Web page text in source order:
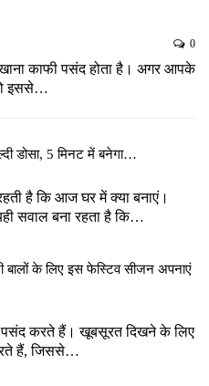
0
काफी पसंद होता है। अगर आपके
इससे…
डोसा, 5 मिनट में बनेगा…
है कि आज घर में क्या बनाएं।
सवाल बना रहता है कि…
बालों के लिए इस फेस्टिव सीजन अपनाएं
पसंद करते हैं। खूबसूरत दिखने के लिए
हैं, जिससे…